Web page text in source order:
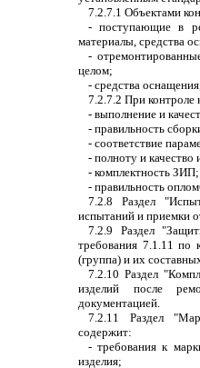
7.2.7.1 Объектами
- поступающие в
материалы, средства
-
целом;
- средства
7.2.7.2 При контроле
- выполнение и
- правильность
- соответствие
- полноту и качество
- комплектность ЗИП;
- правильность
7.2.8 Раздел
испытаний и приемки
7.2.9 Раздел
требования 7.1.11 по
(группа) и их
7.2.10 Раздел
изделий после
документацией.
7.2.11 Раздел
содержит:
- требования к
изделия;